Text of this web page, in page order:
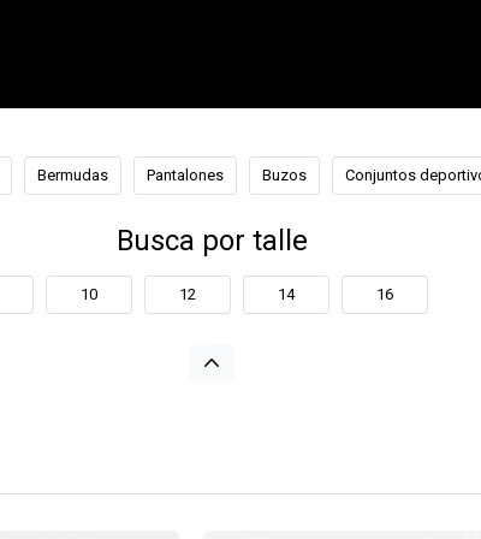
Bermudas Pantalones Buzos Conjuntos
Busca por talle
10 12 14 16